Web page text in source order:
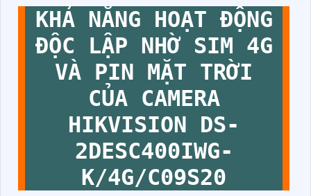
KHẢ NĂNG HOẠT ĐỘNG
ĐỘC LẬP NHỜ SIM 4G
VÀ PIN MẶT TRỜI
CỦA CAMERA
HIKVISION DS-
2DESC400IWG-
K/4G/C09S20